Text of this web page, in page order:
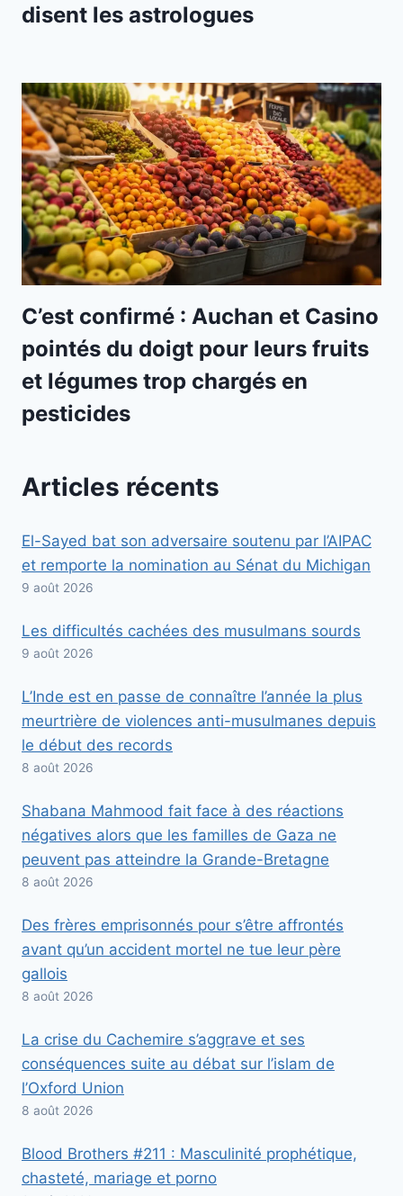
disent les astrologues
C’est confirmé : Auchan et Casino
pointés du doigt pour leurs fruits
et légumes trop chargés en
pesticides
Articles récents
El-Sayed bat son adversaire soutenu par l’AIPAC
et remporte la nomination au Sénat du Michigan
9 août 2026
Les difficultés cachées des musulmans sourds
9 août 2026
L’Inde est en passe de connaître l’année la plus
meurtrière de violences anti-musulmanes depuis
le début des records
8 août 2026
Shabana Mahmood fait face à des réactions
négatives alors que les familles de Gaza ne
peuvent pas atteindre la Grande-Bretagne
8 août 2026
Des frères emprisonnés pour s’être affrontés
avant qu’un accident mortel ne tue leur père
gallois
8 août 2026
La crise du Cachemire s’aggrave et ses
conséquences suite au débat sur l’islam de
l’Oxford Union
8 août 2026
Blood Brothers #211 : Masculinité prophétique,
chasteté, mariage et porno